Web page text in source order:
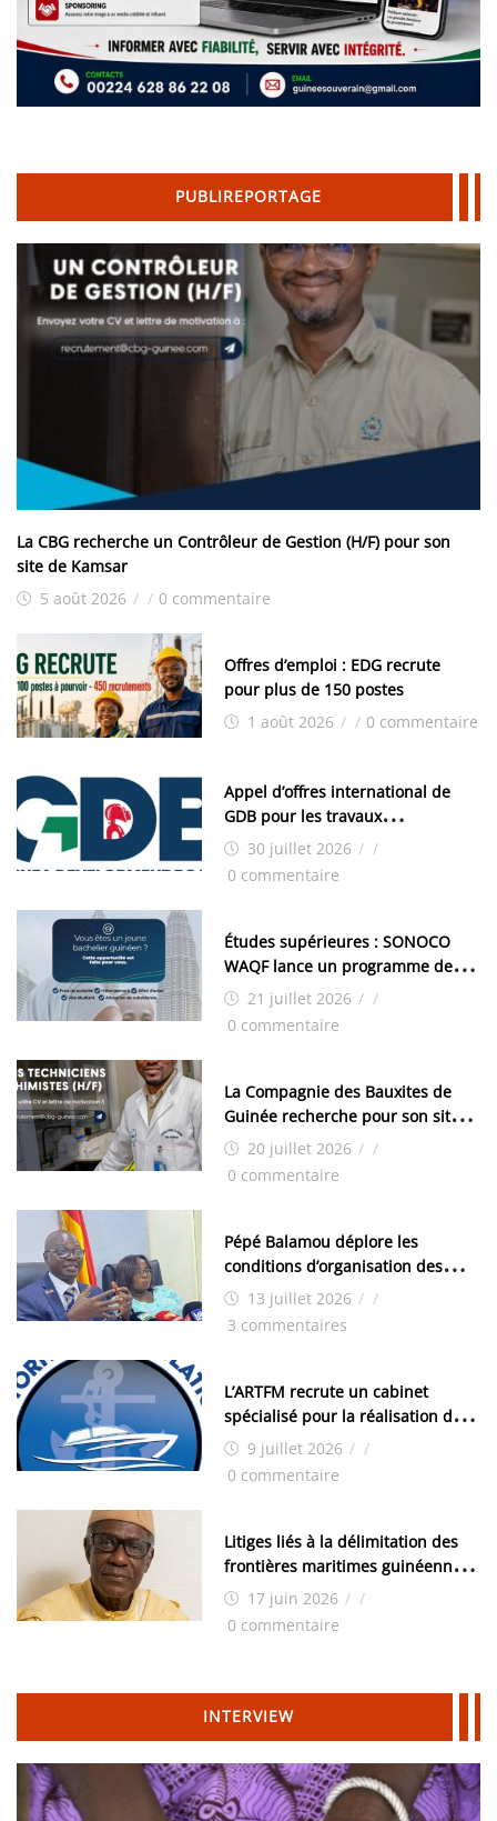
PUBLIREPORTAGE
La CBG recherche un Contrôleur de Gestion (H/F) pour son
site de Kamsar
5 août 2026 / / 0 commentaire
Offres d’emploi : EDG recrute
pour plus de 150 postes
1 août 2026 / / 0 commentaire
Appel d’offres international de
GDB pour les travaux
d’aménagement de la zone
industrielle de FANDJE (PAZIF)
30 juillet 2026 / /
0 commentaire
Études supérieures : SONOCO
WAQF lance un programme de
bourses pour la Malaisie
21 juillet 2026 / /
0 commentaire
La Compagnie des Bauxites de
Guinée recherche pour son site
de Kamsar des techniciens
chimistes (H/F)
20 juillet 2026 / /
0 commentaire
Pépé Balamou déplore les
conditions d’organisation des
examens nationaux : « Si ce sont
les élections, on trouve tous les
13 juillet 2026 / /
3 commentaires
L’ARTFM recrute un cabinet
spécialisé pour la réalisation des
études techniques
9 juillet 2026 / /
0 commentaire
Litiges liés à la délimitation des
frontières maritimes guinéennes:
Idrissa Chérif écrit au ministre
des Hydrocarbures
17 juin 2026 / /
0 commentaire
INTERVIEW